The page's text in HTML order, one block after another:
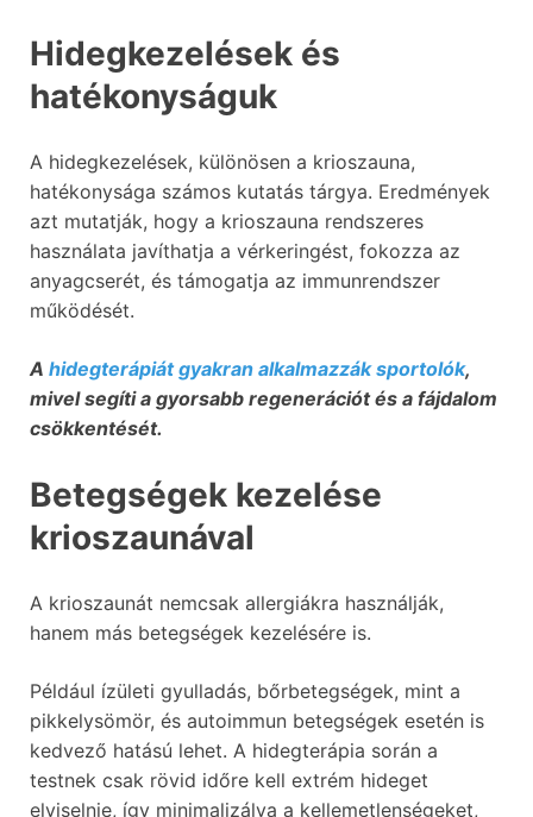
Hidegkezelések és
hatékonyságuk
A hidegkezelések, különösen a krioszauna,
hatékonysága számos kutatás tárgya. Eredmények
azt mutatják, hogy a krioszauna rendszeres
használata javíthatja a vérkeringést, fokozza az
anyagcserét, és támogatja az immunrendszer
működését.
A hidegterápiát gyakran alkalmazzák sportolók,
mivel segíti a gyorsabb regenerációt és a fájdalom
csökkentését.
Betegségek kezelése
krioszaunával
A krioszaunát nemcsak allergiákra használják,
hanem más betegségek kezelésére is.
Például ízületi gyulladás, bőrbetegségek, mint a
pikkelysömör, és autoimmun betegségek esetén is
kedvező hatású lehet. A hidegterápia során a
testnek csak rövid időre kell extrém hideget
elviselnie, így minimalizálva a kellemetlenségeket,